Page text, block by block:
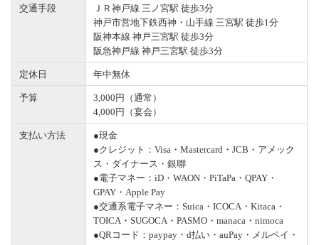
交通手段
ＪＲ神戸線 三ノ宮駅 徒歩3分
神戸市営地下鉄西神・山手線 三宮駅 徒歩1分
阪神本線 神戸三宮駅 徒歩3分
阪急神戸線 神戸三宮駅 徒歩3分
定休日 年中無休
予算
3,000円（通常）
4,000円（宴会）
支払い方法
●現金
●クレジット：Visa・Mastercard・JCB・アメック
ス・ダイナース・銀聯
●電子マネー：iD・WAON・PiTaPa・QPAY・
GPAY・Apple Pay
●交通系電子マネー：Suica・ICOCA・Kitaca・
TOICA・SUGOCA・PASMO・manaca・nimoca
●QRコード：paypay・d払い・auPay・メルペイ・